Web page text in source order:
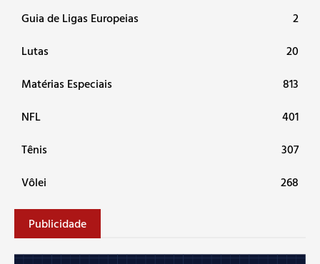
Guia de Ligas Europeias
2
Lutas
20
Matérias Especiais
813
NFL
401
Tênis
307
Vôlei
268
Publicidade